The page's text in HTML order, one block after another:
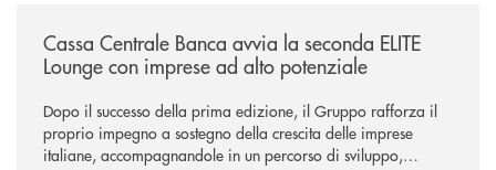
Cassa Centrale Banca avvia la seconda ELITE
Lounge con imprese ad alto potenziale
Dopo il successo della prima edizione, il Gruppo rafforza il
proprio impegno a sostegno della crescita delle imprese
italiane, accompagnandole in un percorso di sviluppo,